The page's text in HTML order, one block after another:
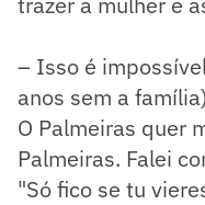
– Isso é
anos sem a
O Palmeiras quer
Palmeiras. Falei
"Só fico se tu